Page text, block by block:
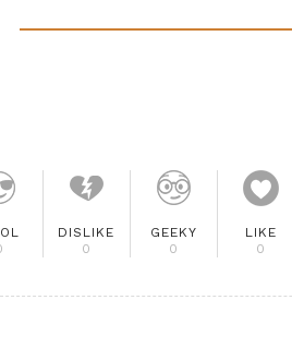
DISLIKE
0
GEEKY
0
LIKE
0